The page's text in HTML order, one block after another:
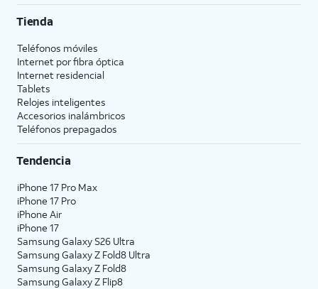
Tienda
Teléfonos móviles
Internet por fibra óptica
Internet residencial
Tablets
Relojes inteligentes
Accesorios inalámbricos
Teléfonos prepagados
Tendencia
iPhone 17 Pro Max
iPhone 17 Pro
iPhone Air
iPhone 17
Samsung Galaxy S26 Ultra
Samsung Galaxy Z Fold8 Ultra
Samsung Galaxy Z Fold8
Samsung Galaxy Z Flip8